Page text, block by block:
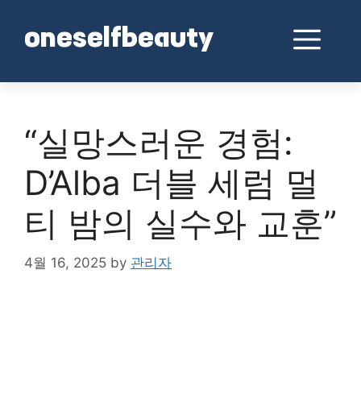
contentoneselfbeauty
“실망스러운 경험:
D’Alba 더블 세럼 멀
티 밤의 실수와 교훈”
4월 16, 2025 by 관리자